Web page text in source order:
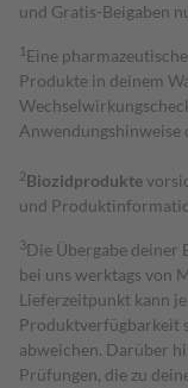
und Gratis-Beigaben
1 Eine
Produkte in deinem
Anwendungshinweise
2Biozidprodukte
und
3Die Übergabe deiner
bei uns werktags von
Lieferzeitpunkt kann
Produktverfügbarkeit
abweichen. Darüber
Prüfungen, die zu